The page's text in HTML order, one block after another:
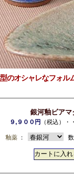
のオシャレなフォル
銀河釉ビアマ
９,９００円 （税込）・
釉薬 ：